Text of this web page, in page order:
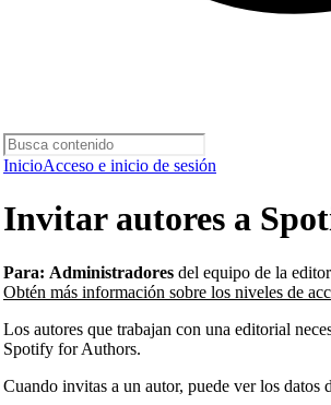
InicioAcceso e inicio de sesión
Invitar autores a
Para: Administradores del equipo de la
Obtén más información sobre los niveles de
Los autores que trabajan con una editorial
Spotify for Authors.
Cuando invitas a un autor, puede ver los datos